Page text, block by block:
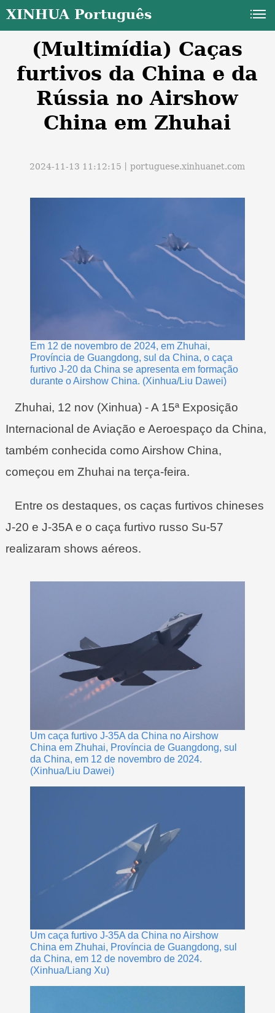
XINHUA Português
(Multimídia) Caças
furtivos da China e da
Rússia no Airshow
China em Zhuhai
2024-11-13 11:12:15丨portuguese.xinhuanet.com
Em 12 de novembro de 2024, em Zhuhai,
Província de Guangdong, sul da China, o caça
furtivo J-20 da China se apresenta em formação
durante o Airshow China. (Xinhua/Liu Dawei)
Zhuhai, 12 nov (Xinhua) - A 15ª Exposição
Internacional de Aviação e Aeroespaço da China,
também conhecida como Airshow China,
começou em Zhuhai na terça-feira.
Entre os destaques, os caças furtivos chineses
J-20 e J-35A e o caça furtivo russo Su-57
realizaram shows aéreos.
Um caça furtivo J-35A da China no Airshow
China em Zhuhai, Província de Guangdong, sul
da China, em 12 de novembro de 2024.
(Xinhua/Liu Dawei)
Um caça furtivo J-35A da China no Airshow
China em Zhuhai, Província de Guangdong, sul
da China, em 12 de novembro de 2024.
(Xinhua/Liang Xu)